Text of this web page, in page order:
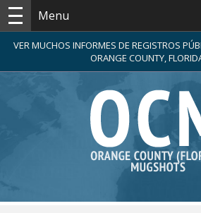
Menu
VER MUCHOS INFORMES DE REGISTROS
ORANGE COUNTY,